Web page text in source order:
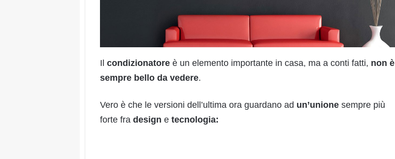
Il condizionatore è un elemento importante in casa, ma a conti fatti, non è
sempre bello da vedere.
Vero è che le versioni dell’ultima ora guardano ad un’unione sempre più
forte fra design e tecnologia: